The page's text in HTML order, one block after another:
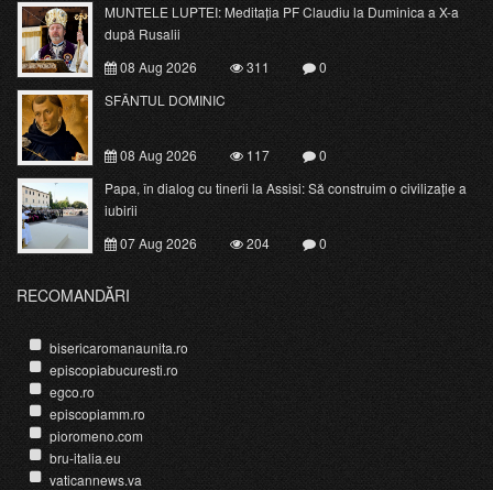
MUNTELE LUPTEI: Meditația PF Claudiu la Duminica a X-a
după Rusalii
08 Aug 2026
311
0
SFÂNTUL DOMINIC
08 Aug 2026 117
0
Papa, în dialog cu tinerii la Assisi: Să construim o civilizație a
iubirii
07 Aug 2026
204 0
RECOMANDĂRI
bisericaromanaunita.ro
episcopiabucuresti.ro
egco.ro
episcopiamm.ro
pioromeno.com
bru-italia.eu
vaticannews.va